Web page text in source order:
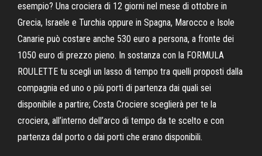
esempio? Una crociera di 12 giorni nel mese di ottobre in
Grecia, Israele e Turchia oppure in Spagna, Marocco e Isole
Canarie può costare anche 530 euro a persona, a fronte dei
1050 euro di prezzo pieno. In sostanza con la FORMULA
ROULETTE tu scegli un lasso di tempo tra quelli proposti dalla
compagnia ed uno o più porti di partenza dai quali sei
disponibile a partire; Costa Crociere sceglierà per te la
crociera, all’interno dell’arco di tempo da te scelto e con
partenza dal porto o dai porti che erano disponibili.